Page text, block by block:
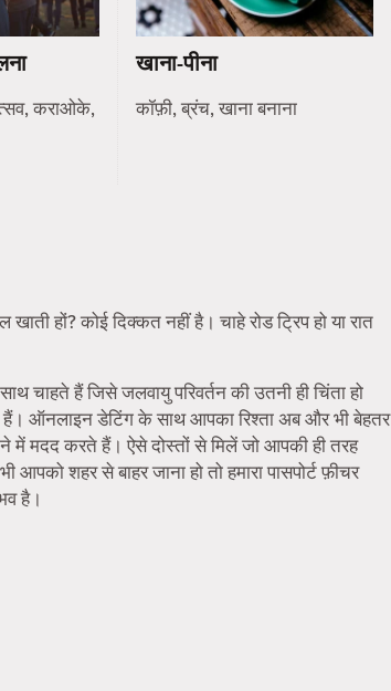
कराओके,
खाना-पीना
कॉफ़ी, ब्रंच, खाना बनाना
हों? कोई दिक्कत नहीं है। चाहे रोड ट्रिप हो या रात
चाहते हैं जिसे जलवायु परिवर्तन की उतनी ही चिंता हो
ऑनलाइन डेटिंग के साथ आपका रिश्ता अब और भी बेहतर
मदद करते हैं। ऐसे दोस्तों से मिलें जो आपकी ही तरह
शहर से बाहर जाना हो तो हमारा पासपोर्ट फ़ीचर
है।